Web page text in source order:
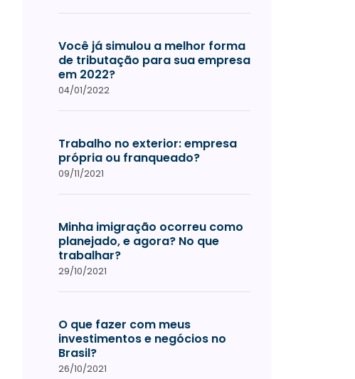
Você já simulou a melhor forma
de tributação para sua empresa
em 2022?
04/01/2022
Trabalho no exterior: empresa
própria ou franqueado?
09/11/2021
Minha imigração ocorreu como
planejado, e agora? No que
trabalhar?
29/10/2021
O que fazer com meus
investimentos e negócios no
Brasil?
26/10/2021